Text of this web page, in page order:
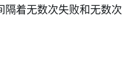
隔着无数次失败和无数次